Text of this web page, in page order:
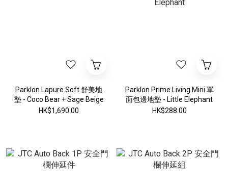
Parklon Lapure Soft 舒美地
墊 - Coco Bear + Sage Beige
HK$1,690.00
Parklon Prime Living Mini 單
面包邊地墊 - Little Elephant
HK$288.00